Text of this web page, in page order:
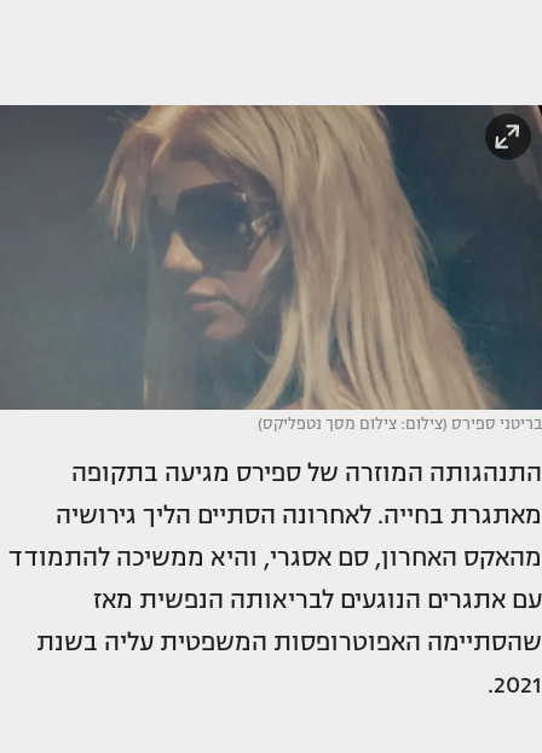
בריטני ספירס (צילום: צילום מסך נטפליקס)
התנהגותה המוזרה של ספירס מגיעה בתקופה
מאתגרת בחייה. לאחרונה הסתיים הליך גירושיה
מהאקס האחרון, סם אסגרי, והיא ממשיכה להתמודד
עם אתגרים הנוגעים לבריאותה הנפשית מאז
שהסתיימה האפוטרופסות המשפטית עליה בשנת
2021.